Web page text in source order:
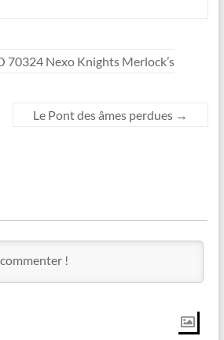
70324 Nexo Knights Merlock’s
Le Pont des âmes perdues →